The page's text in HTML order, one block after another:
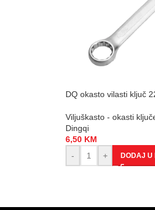
DQ okasto vilasti ključ
Viljuškasto - okasti
Dingqi
6,50 KM
-
+ DODAJ U